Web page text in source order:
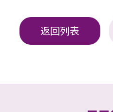
返回列表